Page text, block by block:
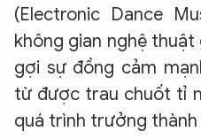
(Electronic Dance
không gian nghệ thuật
gợi sự đồng cảm
từ được trau chuốt tỉ
quá trình trưởng